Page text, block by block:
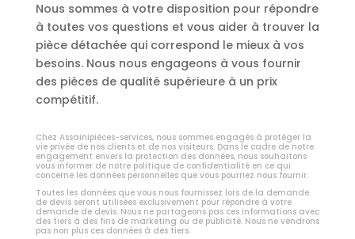
Nous sommes à votre disposition pour répondre
à toutes vos questions et vous aider à trouver la
pièce détachée qui correspond le mieux à vos
besoins. Nous nous engageons à vous fournir
des pièces de qualité supérieure à un prix
compétitif.
Chez Assainipièces-services, nous sommes engagés à protéger la
vie privée de nos clients et de nos visiteurs. Dans le cadre de notre
engagement envers la protection des données, nous souhaitons
vous informer de notre politique de confidentialité en ce qui
concerne les données personnelles que vous pourriez nous fournir.
Toutes les données que vous nous fournissez lors de la demande
de devis seront utilisées exclusivement pour répondre à votre
demande de devis. Nous ne partageons pas ces informations avec
des tiers à des fins de marketing ou de publicité. Nous ne vendrons
pas non plus ces données à des tiers.